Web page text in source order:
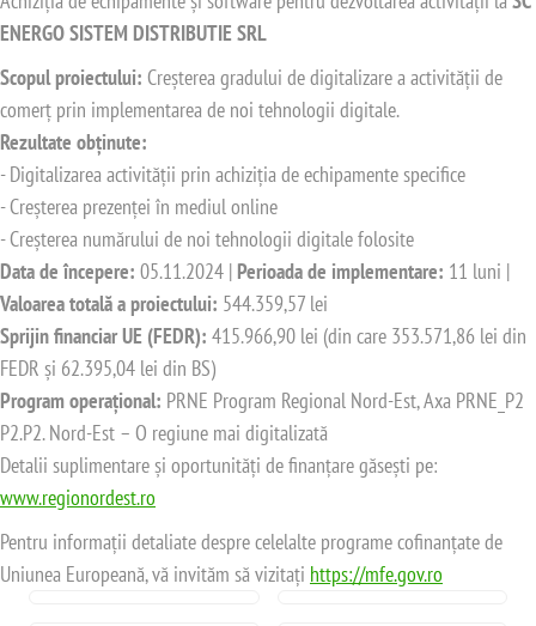
ENERGO SISTEM DISTRIBUTIE SRL
Scopul proiectului: Creșterea gradului de digitalizare a activității de
comerț prin implementarea de noi tehnologii digitale.
Rezultate obținute:
- Digitalizarea activității prin achiziția de echipamente specifice
- Creșterea prezenței în mediul online
- Creșterea numărului de noi tehnologii digitale folosite
Data de începere: 05.11.2024 | Perioada de implementare: 11 luni |
Valoarea totală a proiectului: 544.359,57 lei
Sprijin financiar UE (FEDR): 415.966,90 lei (din care 353.571,86 lei din
FEDR și 62.395,04 lei din BS)
Program operațional: PRNE Program Regional Nord-Est, Axa PRNE_P2
P2.P2. Nord-Est – O regiune mai digitalizată
Detalii suplimentare și oportunități de finanțare găsești pe:
www.regionordest.ro
Pentru informații detaliate despre celelalte programe cofinanțate de
Uniunea Europeană, vă invităm să vizitați https://mfe.gov.ro